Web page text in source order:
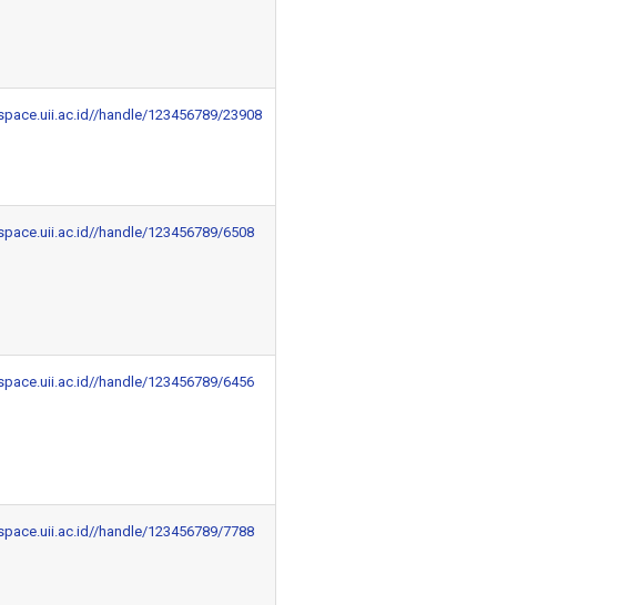
handle/123456789/23908
handle/123456789/6508
handle/123456789/6456
handle/123456789/7788